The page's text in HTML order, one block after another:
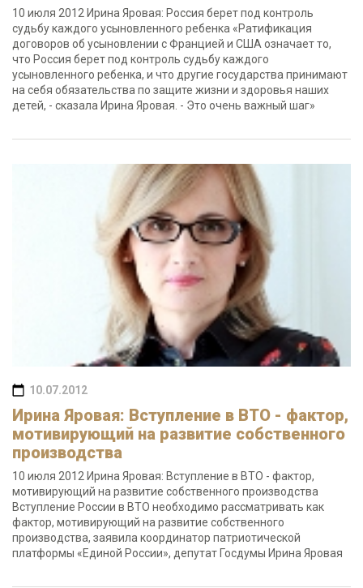
10 июля 2012 Ирина Яровая: Россия берет под контроль
судьбу каждого усыновленного ребенка «Ратификация
договоров об усыновлении с Францией и США означает то,
что Россия берет под контроль судьбу каждого
усыновленного ребенка, и что другие государства принимают
на себя обязательства по защите жизни и здоровья наших
детей, - сказала Ирина Яровая. - Это очень важный шаг»
10.07.2012
Ирина Яровая: Вступление в ВТО - фактор,
мотивирующий на развитие собственного
производства
10 июля 2012 Ирина Яровая: Вступление в ВТО - фактор,
мотивирующий на развитие собственного производства
Вступление России в ВТО необходимо рассматривать как
фактор, мотивирующий на развитие собственного
производства, заявила координатор патриотической
платформы «Единой России», депутат Госдумы Ирина Яровая